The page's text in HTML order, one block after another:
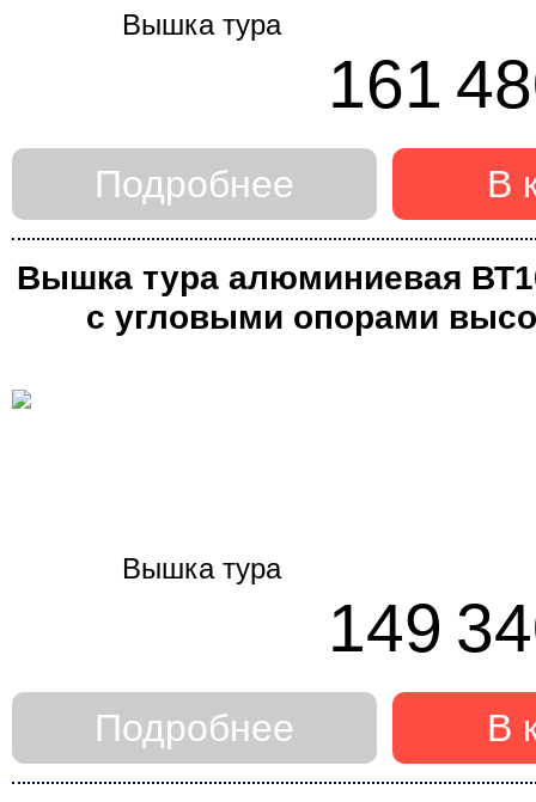
161
В
Подробнее
Вышка тура алюминиевая
с угловыми опорами
149
В
Подробнее